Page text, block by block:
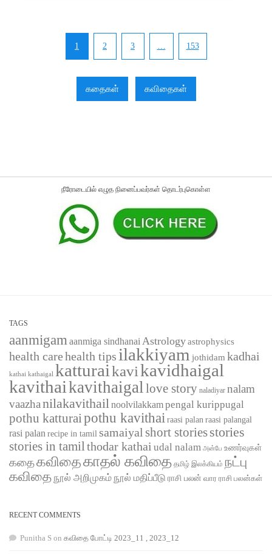
1 2 3 153
கதைகள் கவிதைகள்
நீரோடையில் எழுத நினைப்பவர்கள் தொடர்புகொள்ள
TAGS
aanmigam aanmiga sindhanai Astrologyastrophysics
health carehealth tips ilakkiyam jothidam kadhai
kathai kathaigal katturaikavikavidhaigal
kavithaikavithaigal love story naladiyar nalam
vaazhanilakavithail noolvilakkampengal kurippugal
pothu katturai pothu kavithai raasi palan raasi palangal
rasi palan recipe in tamil samaiyal short storiesstories
stories in tamil thodar kathai udal nalam அன்பே உணர்வுகள்
கதைகவிதைகாதல் கவிதை தமிழ் இலக்கியம் நட்பு
கவிதை நூல் அறிமுகம் நூல் மதிப்பீடு ராசி பலன் வார ராசி பலன்கள்
RECENT COMMENTS
Punitha S on கவிதை போட்டி 2023_11 , 2023_12